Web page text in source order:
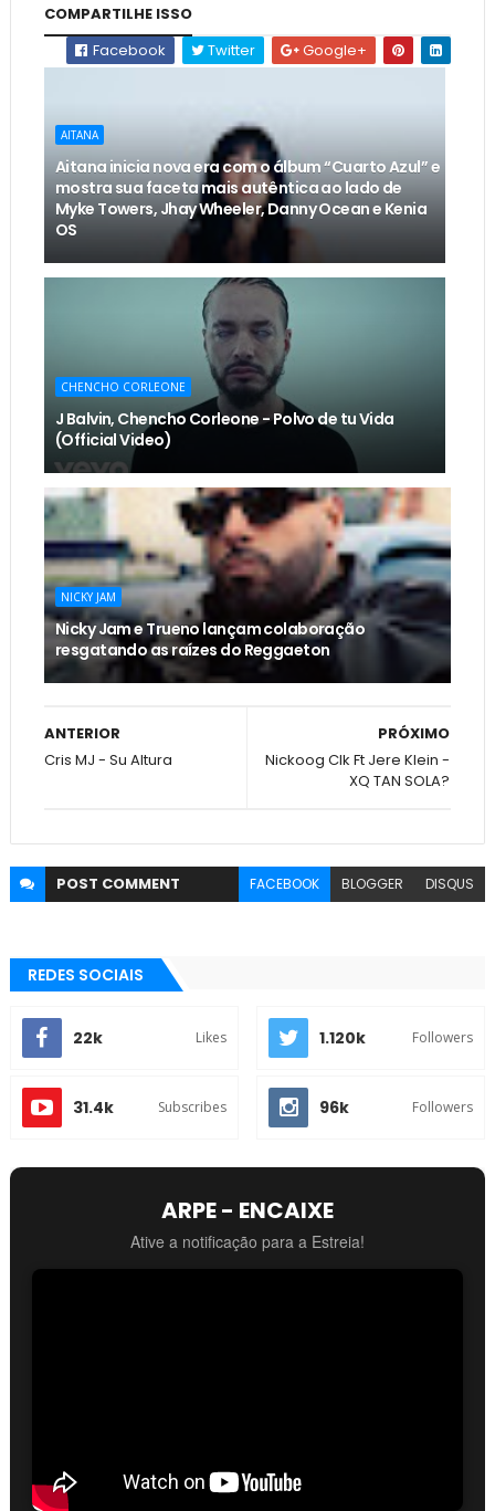
COMPARTILHE ISSO
Facebook
Twitter Google+
AITANA
Aitana inicia nova era com o álbum “Cuarto Azul” e
mostra sua faceta mais autêntica ao lado de
Myke Towers, Jhay Wheeler, Danny Ocean e Kenia
OS
CHENCHO CORLEONE
J Balvin, Chencho Corleone - Polvo de tu Vida
(Official Video)
NICKY JAM
Nicky Jam e Trueno lançam colaboração
resgatando as raízes do Reggaeton
PRÓXIMO
Nickoog Clk Ft Jere Klein -
XQ TAN SOLA?
ANTERIOR
Cris MJ - Su Altura
POST COMMENT FACEBOOK BLOGGER DISQUS
REDES SOCIAIS
22k Likes 1.120k Followers
31.4k Subscribes 96k Followers
ARPE - ENCAIXE
Ative a notificação para a Estreia!